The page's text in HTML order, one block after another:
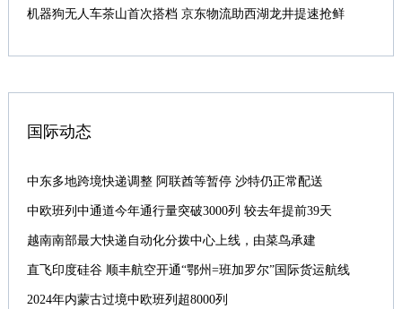
机器狗无人车茶山首次搭档 京东物流助西湖龙井提速抢鲜
国际动态
中东多地跨境快递调整 阿联酋等暂停 沙特仍正常配送
中欧班列中通道今年通行量突破3000列 较去年提前39天
越南南部最大快递自动化分拨中心上线，由菜鸟承建
直飞印度硅谷 顺丰航空开通“鄂州=班加罗尔”国际货运航线
2024年内蒙古过境中欧班列超8000列